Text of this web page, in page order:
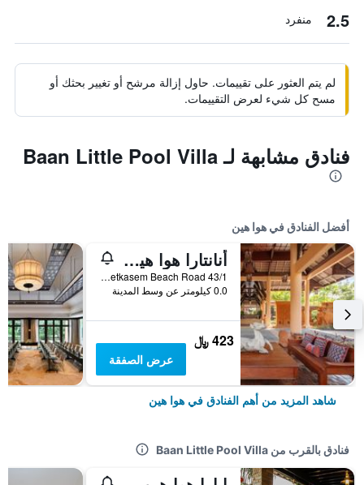
2.5 منفرد
لم يتم العثور على تقييمات. حاول إزالة مرشح أو تغيير بحثك أو
مسح كل شيء لعرض التقييمات.
فنادق مشابهة لـ Baan Little Pool Villa
أفضل الفنادق في هوا هين
أنانتارا هوا هين ريزورت
43/1 Phetkasem Beach Road, هوا هين, تايلاند
0.0 كيلومتر عن وسط المدينة
423 ﷼
عرض الصفقة
شاهد المزيد من أهم الفنادق في هوا هين
فنادق بالقرب من Baan Little Pool Villa